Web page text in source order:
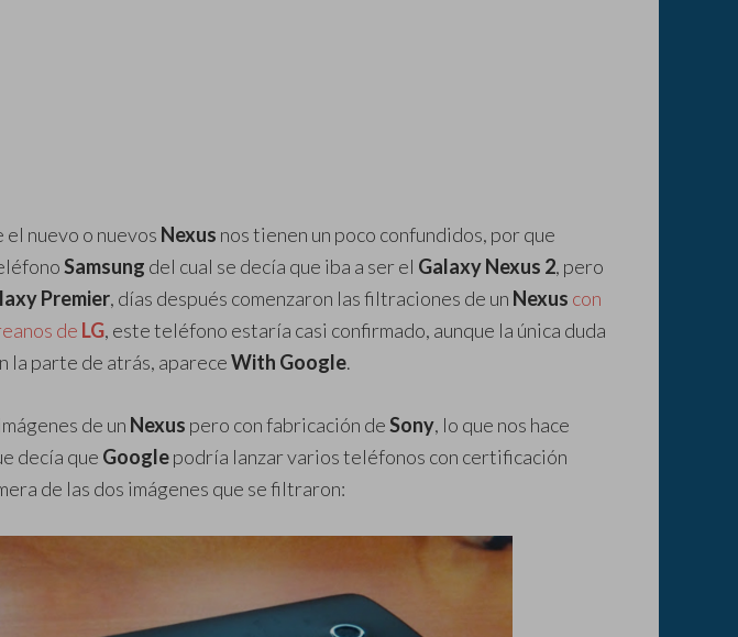
nuevo o nuevos Nexus nos tienen un poco confundidos, por que
Samsung del cual se decía que iba a ser el Galaxy Nexus 2, pero
Premier, días después comenzaron las filtraciones de un Nexus con
de LG, este teléfono estaría casi confirmado, aunque la única duda
la parte de atrás, apareceWith Google.
de un Nexus pero con fabricación deSony, lo que nos hace
decía que Googlepodría lanzar varios teléfonos con certificación
de las dos imágenes que se filtraron: